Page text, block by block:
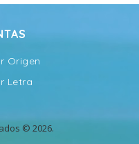
Origen
Letra
© 2026.